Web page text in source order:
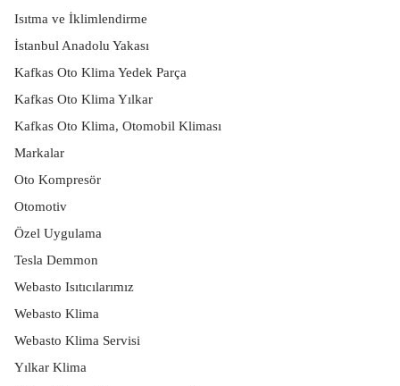
Isıtma ve İklimlendirme
İstanbul Anadolu Yakası
Kafkas Oto Klima Yedek Parça
Kafkas Oto Klima Yılkar
Kafkas Oto Klima, Otomobil Kliması
Markalar
Oto Kompresör
Otomotiv
Özel Uygulama
Tesla Demmon
Webasto Isıtıcılarımız
Webasto Klima
Webasto Klima Servisi
Yılkar Klima